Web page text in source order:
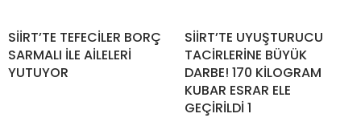
SİİRT’TE TEFECİLER BORÇ
SARMALI İLE AİLELERİ
YUTUYOR
SİİRT’TE UYUŞTURUCU
TACİRLERİNE BÜYÜK
DARBE! 170 KİLOGRAM
KUBAR ESRAR ELE
GEÇİRİLDİ 1